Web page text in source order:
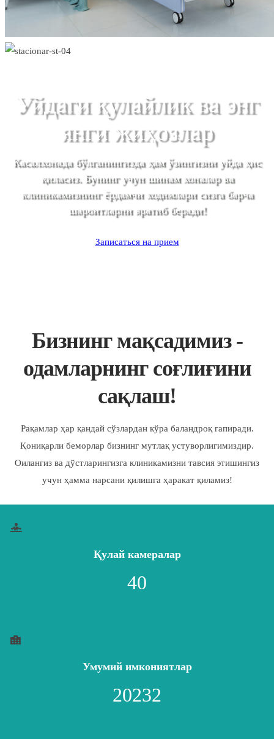
Уйдаги қулайлик ва энг
янги жиҳозлар
Касалхонада бўлганингизда ҳам ўзингизни уйда ҳис
қиласиз. Бунинг учун шинам хоналар ва
клиникамизнинг ёрдамчи ходимлари сизга барча
шароитларни яратиб беради!
Записаться на прием
Бизнинг мақсадимиз -
одамларнинг соғлиғини
сақлаш!
Рақамлар ҳар қандай сўзлардан кўра баландроқ гапиради.
Қониқарли беморлар бизнинг мутлақ устуворлигимиздир.
Оилангиз ва дўстларингизга клиникамизни тавсия этишингиз
учун ҳамма нарсани қилишга ҳаракат қиламиз!
Қулай камералар
40
Умумий имкониятлар
20232